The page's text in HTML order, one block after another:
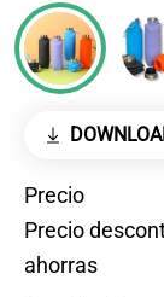
Precio
Precio
ahorras